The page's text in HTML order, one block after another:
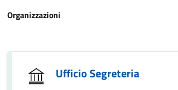
Organizzazioni
Ufficio Segreteria